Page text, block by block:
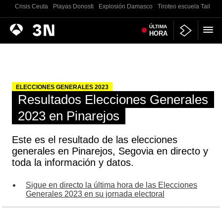
Crisis Ceuta Playas Donosti Explosión Damasco Tiroteo escuela
Antena
3
Noticias ÚLTIMA
HORA
ELECCIONES GENERALES 2023
Resultados Elecciones Generales
2023 en Pinarejos
Este es el resultado de las elecciones
generales en Pinarejos, Segovia en directo y
toda la información y datos.
Sigue en directo la última hora de las Elecciones
Generales 2023 en su jornada electoral